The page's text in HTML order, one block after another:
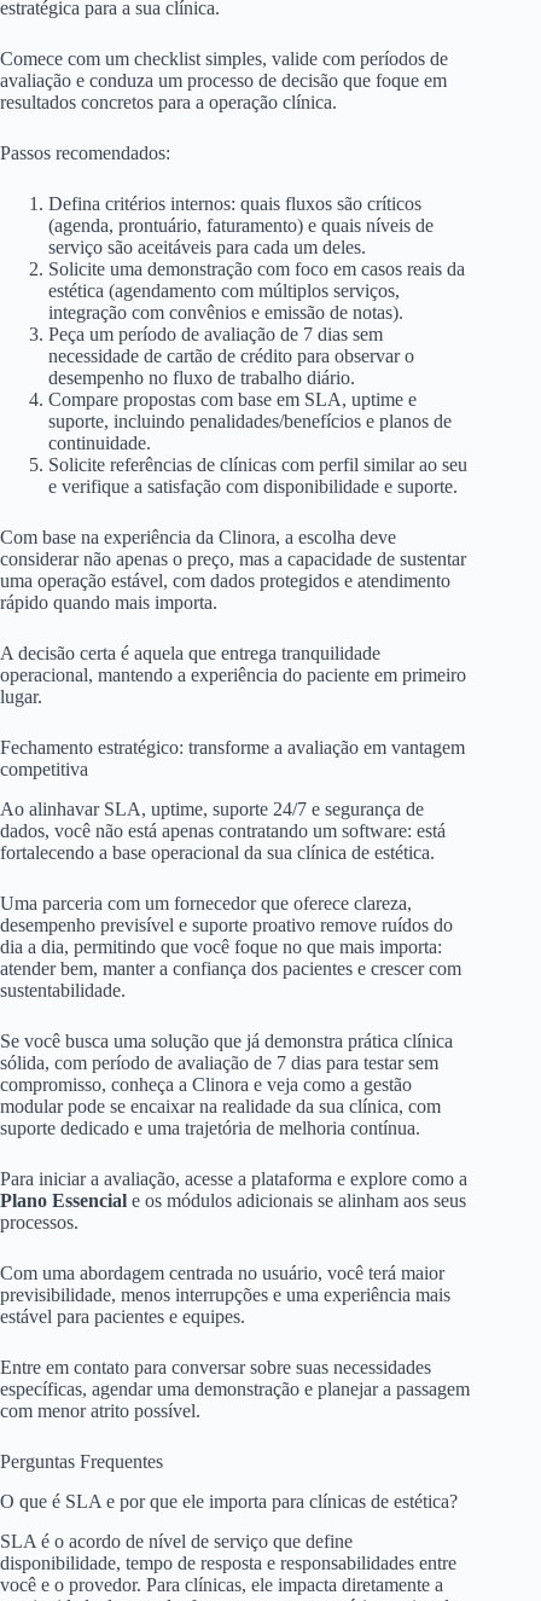
estratégica para a sua clínica.
Comece com um checklist simples, valide com períodos de
avaliação e conduza um processo de decisão que foque em
resultados concretos para a operação clínica.
Passos recomendados:
Defina critérios internos: quais fluxos são críticos
(agenda, prontuário, faturamento) e quais níveis de
serviço são aceitáveis para cada um deles.
Solicite uma demonstração com foco em casos reais da
estética (agendamento com múltiplos serviços,
integração com convênios e emissão de notas).
Peça um período de avaliação de 7 dias sem
necessidade de cartão de crédito para observar o
desempenho no fluxo de trabalho diário.
Compare propostas com base em SLA, uptime e
suporte, incluindo penalidades/benefícios e planos de
continuidade.
Solicite referências de clínicas com perfil similar ao seu
e verifique a satisfação com disponibilidade e suporte.
Com base na experiência da Clinora, a escolha deve
considerar não apenas o preço, mas a capacidade de sustentar
uma operação estável, com dados protegidos e atendimento
rápido quando mais importa.
A decisão certa é aquela que entrega tranquilidade
operacional, mantendo a experiência do paciente em primeiro
lugar.
Fechamento estratégico: transforme a avaliação em vantagem
competitiva
Ao alinhavar SLA, uptime, suporte 24/7 e segurança de
dados, você não está apenas contratando um software: está
fortalecendo a base operacional da sua clínica de estética.
Uma parceria com um fornecedor que oferece clareza,
desempenho previsível e suporte proativo remove ruídos do
dia a dia, permitindo que você foque no que mais importa:
atender bem, manter a confiança dos pacientes e crescer com
sustentabilidade.
Se você busca uma solução que já demonstra prática clínica
sólida, com período de avaliação de 7 dias para testar sem
compromisso, conheça a Clinora e veja como a gestão
modular pode se encaixar na realidade da sua clínica, com
suporte dedicado e uma trajetória de melhoria contínua.
Para iniciar a avaliação, acesse a plataforma e explore como a
Plano Essencial e os módulos adicionais se alinham aos seus
processos.
Com uma abordagem centrada no usuário, você terá maior
previsibilidade, menos interrupções e uma experiência mais
estável para pacientes e equipes.
Entre em contato para conversar sobre suas necessidades
específicas, agendar uma demonstração e planejar a passagem
com menor atrito possível.
Perguntas Frequentes
O que é SLA e por que ele importa para clínicas de estética?
SLA é o acordo de nível de serviço que define
disponibilidade, tempo de resposta e responsabilidades entre
você e o provedor. Para clínicas, ele impacta diretamente a